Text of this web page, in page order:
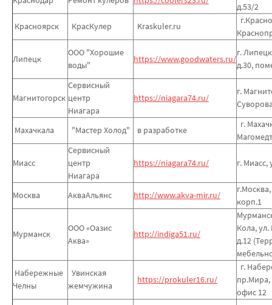
д.53/2
Красноярск
КрасКулер Kraskuler.ru
Липецк
ООО "Хорошие
воды"
https://www.goodwaters.ru/
г.
д.30,
Магнитогорск
Сервисный
центр
Ниагара
https://niagara74.ru/
г.
Махачкала "Мастер Холод" в разработке
г.
Миасс
Сервисный
центр
Ниагара
https://niagara74.ru/ г. Миасс,
Москва АкваАльянс http://www.akva-mir.ru/
корп.1
Мурманск
ООО «Оазис
Аква»
http://indiga51.ru/
Кола,
д.12
Набережные
Челны
Увинская
жемчужина
https://prokuler16.ru/
г.
пр.Мира,
офис 12